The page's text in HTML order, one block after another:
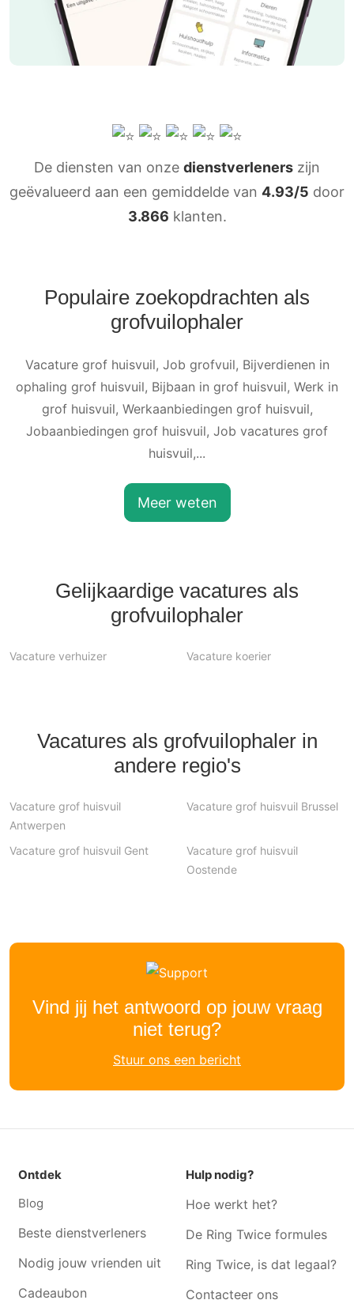
De diensten van onze dienstverleners zijn
geëvalueerd aan een gemiddelde van 4.93/5 door
3.866 klanten.
Populaire zoekopdrachten als
grofvuilophaler
Vacature grof huisvuil, Job grofvuil, Bijverdienen in
ophaling grof huisvuil, Bijbaan in grof huisvuil, Werk in
grof huisvuil, Werkaanbiedingen grof huisvuil,
Jobaanbiedingen grof huisvuil, Job vacatures grof
huisvuil,...
Meer weten
Gelijkaardige vacatures als
grofvuilophaler
Vacature verhuizer Vacature koerier
Vacatures als grofvuilophaler in
andere regio's
Vacature grof huisvuil
Antwerpen
Vacature grof huisvuil Brussel
Vacature grof huisvuil Gent
Vacature grof huisvuil
Oostende
Vind jij het antwoord op jouw vraag
niet terug?
Stuur ons een bericht
Ontdek
Blog
Beste dienstverleners
Nodig jouw vrienden uit
Cadeaubon
Hulp nodig?
Hoe werkt het?
De Ring Twice formules
Ring Twice, is dat legaal?
Contacteer ons